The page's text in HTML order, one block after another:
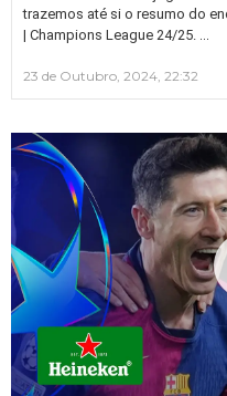
trazemos até si o resumo do
| Champions League 24/25.
23 de Outubro, 2024, 22:32